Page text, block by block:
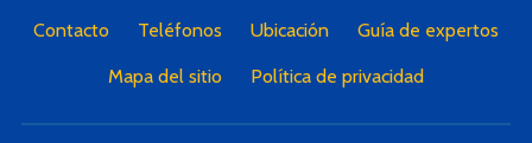
Contacto Teléfonos Ubicación Guía de expertos
Mapa del sitio Política de privacidad